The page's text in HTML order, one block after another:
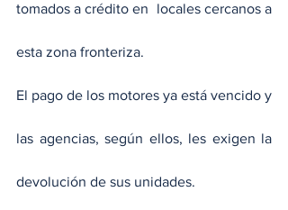
tomados a crédito en  locales cercanos a
esta zona fronteriza.
El pago de los motores ya está vencido y
las agencias, según ellos, les exigen la
devolución de sus unidades.